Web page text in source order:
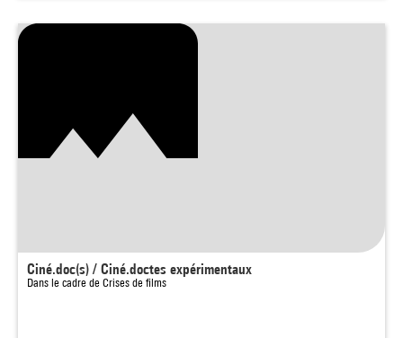
Ciné.doc(s) / Ciné.doctes expérimentaux
Dans le cadre de Crises de films